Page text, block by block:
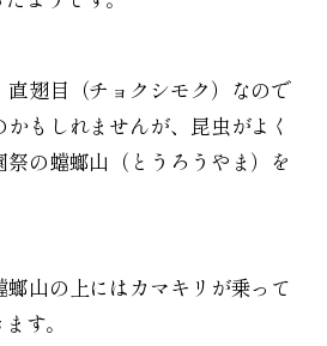
翅目（チョクシモク）なので
もしれませんが、昆虫がよく
の蟷螂山（とうろうやま）を
山の上にはカマキリが乗って
す。